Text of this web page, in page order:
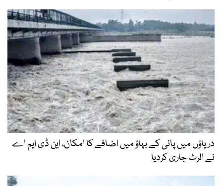
دریاؤں میں پانی کے بہاؤ میں اضافے کا امکان، این ڈی ایم اے
نے الرٹ جاری کردیا